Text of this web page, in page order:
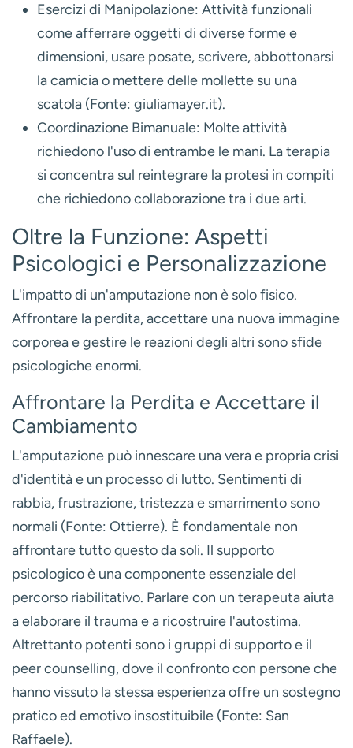
Esercizi di Manipolazione: Attività funzionali
come afferrare oggetti di diverse forme e
dimensioni, usare posate, scrivere, abbottonarsi
la camicia o mettere delle mollette su una
scatola (Fonte: giuliamayer.it).
Coordinazione Bimanuale: Molte attività
richiedono l'uso di entrambe le mani. La terapia
si concentra sul reintegrare la protesi in compiti
che richiedono collaborazione tra i due arti.
Oltre la Funzione: Aspetti
Psicologici e Personalizzazione
L'impatto di un'amputazione non è solo fisico.
Affrontare la perdita, accettare una nuova immagine
corporea e gestire le reazioni degli altri sono sfide
psicologiche enormi.
Affrontare la Perdita e Accettare il
Cambiamento
L'amputazione può innescare una vera e propria crisi
d'identità e un processo di lutto. Sentimenti di
rabbia, frustrazione, tristezza e smarrimento sono
normali (Fonte: Ottierre). È fondamentale non
affrontare tutto questo da soli. Il supporto
psicologicoè una componente essenziale del
percorso riabilitativo. Parlare con un terapeuta aiuta
a elaborare il trauma e a ricostruire l'autostima.
Altrettanto potenti sono i gruppi di supporto e il
peer counselling, dove il confronto con persone che
hanno vissuto la stessa esperienza offre un sostegno
pratico ed emotivo insostituibile (Fonte: San
Raffaele).